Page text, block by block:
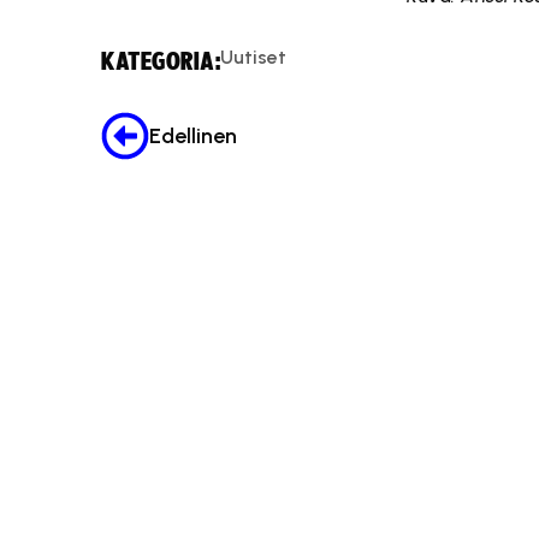
KATEGORIA:Uutiset
Edellinen